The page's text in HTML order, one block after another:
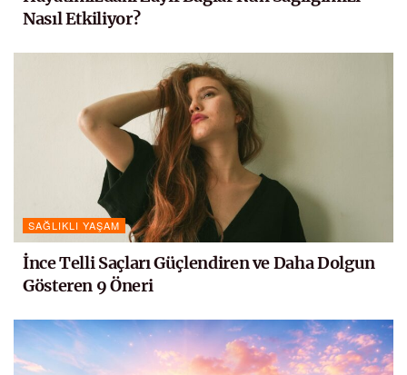
Nasıl Etkiliyor?
SAĞLIKLI YAŞAM
İnce Telli Saçları Güçlendiren ve Daha Dolgun
Gösteren 9 Öneri